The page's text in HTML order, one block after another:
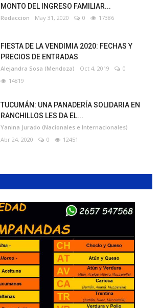
MONTO DEL INGRESO FAMILIAR...
Redaccion May 31, 2020 0 17386
FIESTA DE LA VENDIMIA 2020: FECHAS Y
PRECIOS DE ENTRADAS
Alejandra Sosa (Mendoza) Oct 4, 2019
0
14819
TUCUMÁN: UNA PANADERÍA SOLIDARIA EN
RANCHILLOS LES DA EL...
Yanina Jurado (Nacionales e Internacionales)
Abr 24, 2020
0 12451